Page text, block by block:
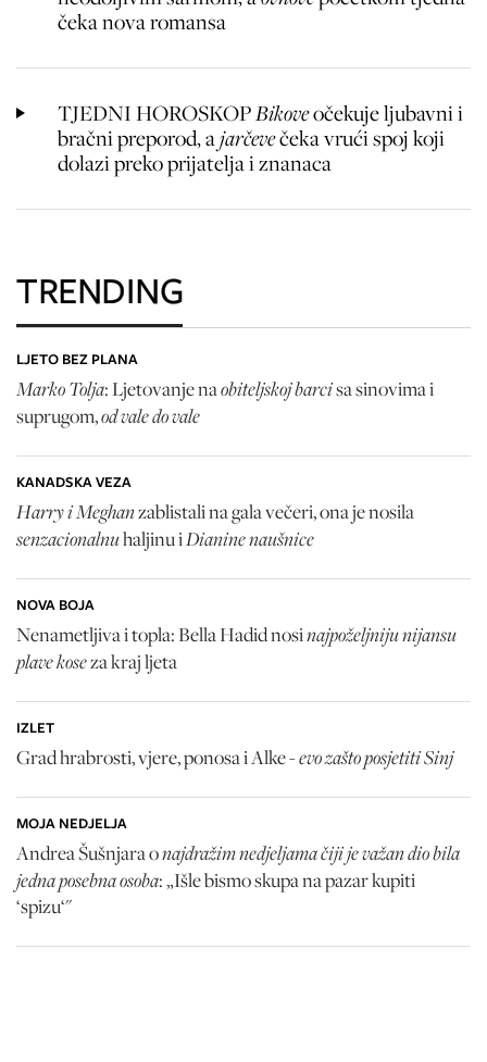
čeka nova romansa
TJEDNI HOROSKOPBikoveočekuje ljubavni i
bračni preporod, ajarčevečeka vrući spoj koji
dolazi preko prijatelja i znanaca
TRENDING
LJETO BEZ PLANA
Marko Tolja: Ljetovanje naobiteljskoj barcisa sinovima i
suprugom,od vale do vale
KANADSKA VEZA
Harry i Meghanzablistali na gala večeri, ona je nosila
senzacionalnuhaljinu iDianine naušnice
NOVA BOJA
Nenametljiva i topla: Bella Hadid nosinajpoželjniju nijansu
plave koseza kraj ljeta
IZLET
Grad hrabrosti, vjere, ponosa i Alke -evo zašto posjetiti Sinj
MOJA NEDJELJA
Andrea Šušnjara onajdražim nedjeljama čiji je važan dio bila
jedna posebna osoba: „Išle bismo skupa na pazar kupiti
‘spizu‘"